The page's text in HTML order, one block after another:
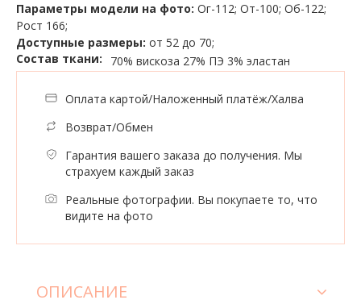
Параметры модели на фото: Ог-112; От-100; Об-122;
Рост 166;
Доступные размеры: от 52 до 70;
Состав ткани:
70% вискоза 27% ПЭ 3% эластан
Оплата картой/Наложенный платёж/Халва
Возврат/Обмен
Гарантия вашего заказа до получения. Мы
страхуем каждый заказ
Реальные фотографии. Вы покупаете то, что
видите на фото
ОПИСАНИЕ